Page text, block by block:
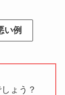
い例
ょう？